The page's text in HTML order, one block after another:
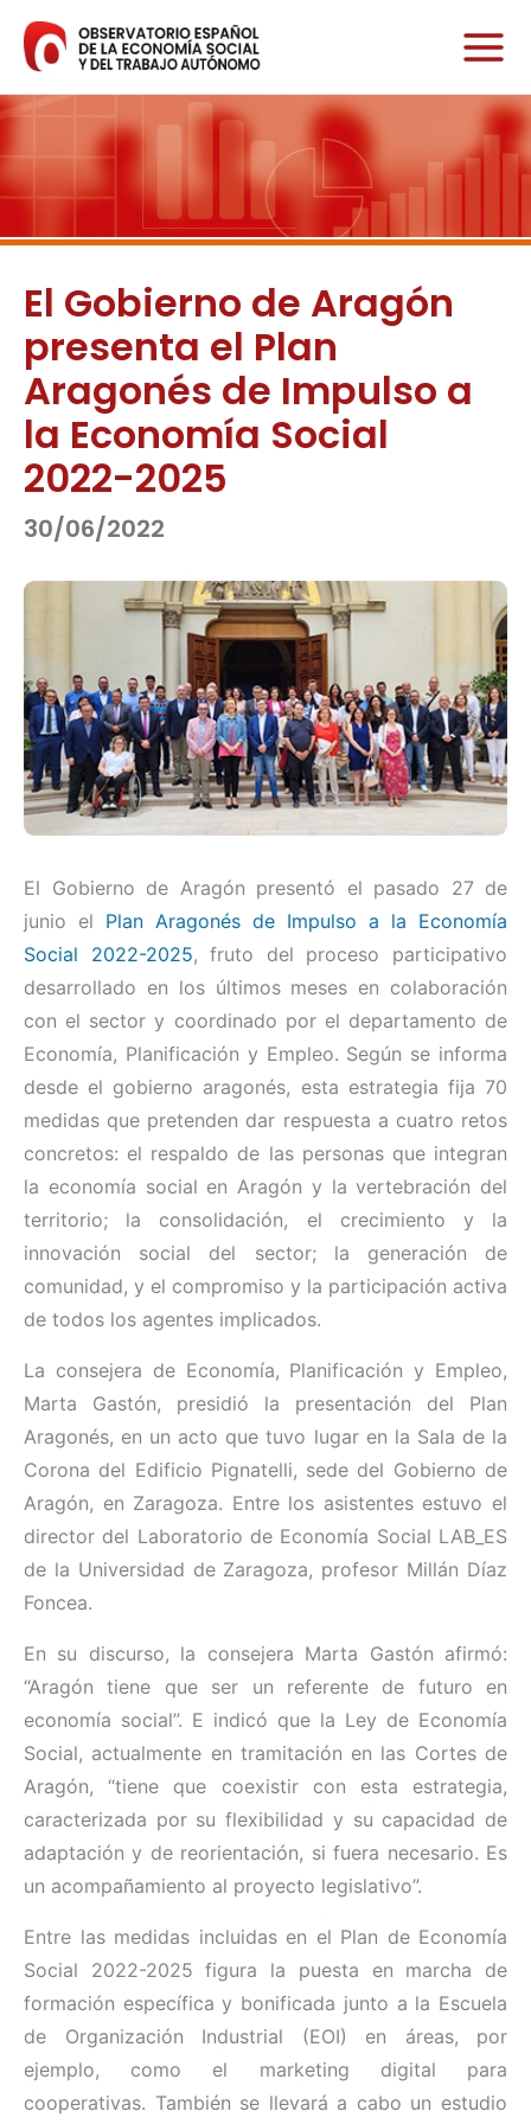
contenido
El Gobierno de Aragón
presenta el Plan
Aragonés de Impulso a
la Economía Social
2022-2025
30/06/2022
El Gobierno de Aragón presentó el pasado 27 de
junio el Plan Aragonés de Impulso a la Economía
Social 2022-2025, fruto del proceso participativo
desarrollado en los últimos meses en colaboración
con el sector y coordinado por el departamento de
Economía, Planificación y Empleo. Según se informa
desde el gobierno aragonés, esta estrategia fija 70
medidas que pretenden dar respuesta a cuatro retos
concretos: el respaldo de las personas que integran
la economía social en Aragón y la vertebración del
territorio; la consolidación, el crecimiento y la
innovación social del sector; la generación de
comunidad, y el compromiso y la participación activa
de todos los agentes implicados.
La consejera de Economía, Planificación y Empleo,
Marta Gastón, presidió la presentación del Plan
Aragonés, en un acto que tuvo lugar en la Sala de la
Corona del Edificio Pignatelli, sede del Gobierno de
Aragón, en Zaragoza. Entre los asistentes estuvo el
director del Laboratorio de Economía Social LAB_ES
de la Universidad de Zaragoza, profesor Millán Díaz
Foncea.
En su discurso, la consejera Marta Gastón afirmó:
“Aragón tiene que ser un referente de futuro en
economía social”. E indicó que la Ley de Economía
Social, actualmente en tramitación en las Cortes de
Aragón, “tiene que coexistir con esta estrategia,
caracterizada por su flexibilidad y su capacidad de
adaptación y de reorientación, si fuera necesario. Es
un acompañamiento al proyecto legislativo”.
Entre las medidas incluidas en el Plan de Economía
Social 2022-2025 figura la puesta en marcha de
formación específica y bonificada junto a la Escuela
de Organización Industrial (EOI) en áreas, por
ejemplo, como el marketing digital para
cooperativas. También se llevará a cabo un estudio